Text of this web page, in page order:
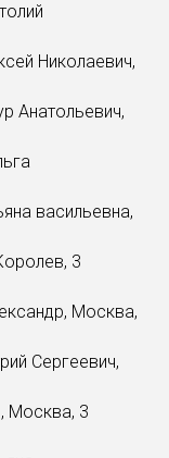
Николаевич,
Анатольевич,
васильевна,
3
Москва,
Сергеевич,
Москва, 3